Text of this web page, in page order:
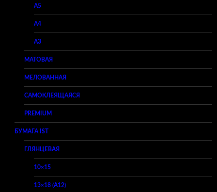
A5
A4
A3
МАТОВАЯ
МЕЛОВАННАЯ
САМОКЛЕЯЩАЯСЯ
PREMIUM
БУМАГА IST
ГЛЯНЦЕВАЯ
10×15
13×18 (A12)